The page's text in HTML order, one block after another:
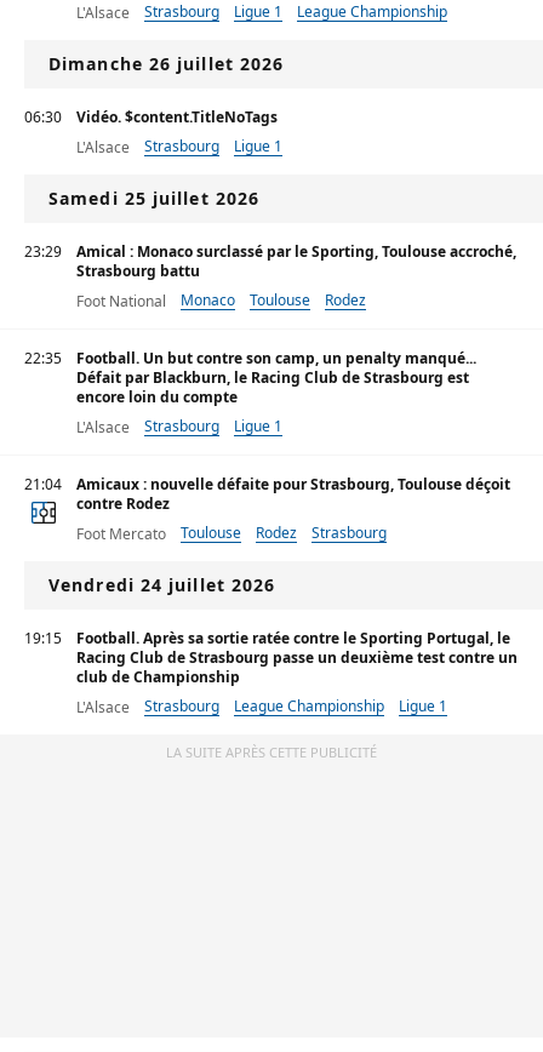
L'Alsace
Strasbourg Ligue 1 League Championship
Dimanche 26 juillet 2026
06:30
Vidéo. $content.TitleNoTags
L'Alsace
Strasbourg Ligue 1
Samedi 25 juillet 2026
23:29
Amical : Monaco surclassé par le Sporting, Toulouse accroché,
Strasbourg battu
Foot National
Monaco Toulouse Rodez
22:35
Football. Un but contre son camp, un penalty manqué...
Défait par Blackburn, le Racing Club de Strasbourg est
encore loin du compte
L'Alsace
Strasbourg Ligue 1
21:04
Amicaux : nouvelle défaite pour Strasbourg, Toulouse déçoit
contre Rodez
Foot Mercato
Toulouse Rodez Strasbourg
Vendredi 24 juillet 2026
19:15
Football. Après sa sortie ratée contre le Sporting Portugal, le
Racing Club de Strasbourg passe un deuxième test contre un
club de Championship
L'Alsace
Strasbourg League Championship Ligue 1
LA SUITE APRÈS CETTE PUBLICITÉ